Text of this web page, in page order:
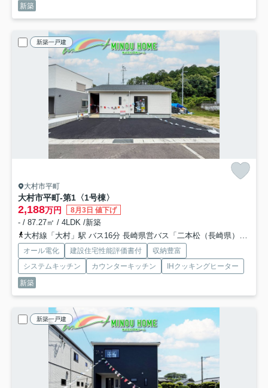
新築
新築一戸建
大村市平町
大村市平町-第1 〈1号棟〉
2,188万円 8月3日 値下げ
- / 87.27㎡ / 4LDK /新築
大村線「大村」駅 バス16分 長崎県営バス「二本松（長崎県）」 停歩8分
オール電化 建設住宅性能評価書付
収納豊富
システムキッチン
カウンターキッチン
IHクッキングヒーター
新築
新築一戸建